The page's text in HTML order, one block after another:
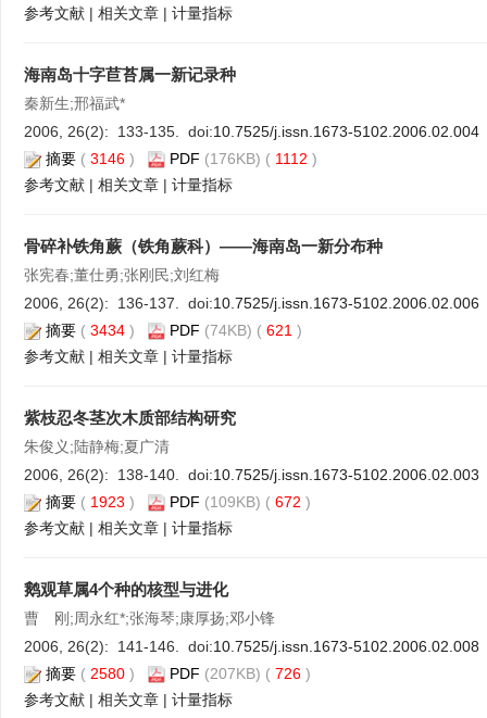
参考文献 | 相关文章 | 计量指标
海南岛十字苣苔属一新记录种
秦新生;邢福武*
2006, 26(2): 133-135. doi:10.7525/j.issn.1673-5102.2006.02.004
摘要 ( 3146 ) PDF (176KB) ( 1112 )
参考文献 | 相关文章 | 计量指标
骨碎补铁角蕨（铁角蕨科）——海南岛一新分布种
张宪春;董仕勇;张刚民;刘红梅
2006, 26(2): 136-137. doi:10.7525/j.issn.1673-5102.2006.02.006
摘要 ( 3434 ) PDF (74KB) ( 621 )
参考文献 | 相关文章 | 计量指标
紫枝忍冬茎次木质部结构研究
朱俊义;陆静梅;夏广清
2006, 26(2): 138-140. doi:10.7525/j.issn.1673-5102.2006.02.003
摘要 ( 1923 ) PDF (109KB) ( 672 )
参考文献 | 相关文章 | 计量指标
鹅观草属4个种的核型与进化
曹 刚;周永红*;张海琴;康厚扬;邓小锋
2006, 26(2): 141-146. doi:10.7525/j.issn.1673-5102.2006.02.008
摘要 ( 2580 ) PDF (207KB) ( 726 )
参考文献 | 相关文章 | 计量指标